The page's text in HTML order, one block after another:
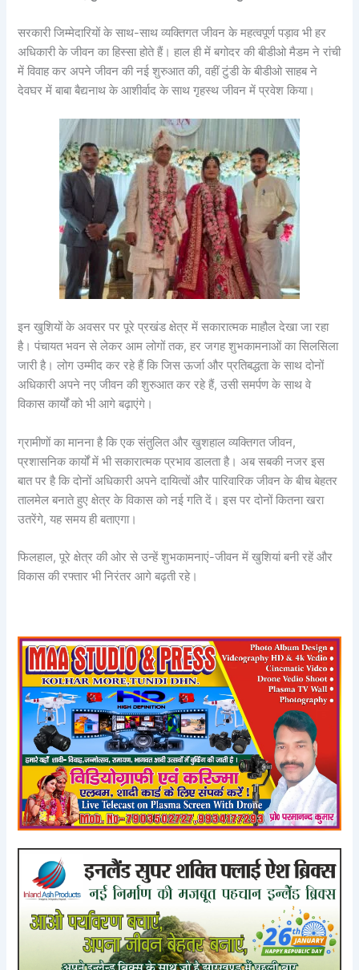
सरकारी जिम्मेदारियों के साथ-साथ व्यक्तिगत जीवन के महत्वपूर्ण पड़ाव भी हर
अधिकारी के जीवन का हिस्सा होते हैं। हाल ही में बगोदर की बीडीओ मैडम ने रांची
में विवाह कर अपने जीवन की नई शुरुआत की, वहीं टुंडी के बीडीओ साहब ने
देवघर में बाबा बैद्यनाथ के आशीर्वाद के साथ गृहस्थ जीवन में प्रवेश किया।
इन खुशियों के अवसर पर पूरे प्रखंड क्षेत्र में सकारात्मक माहौल देखा जा रहा
है। पंचायत भवन से लेकर आम लोगों तक, हर जगह शुभकामनाओं का सिलसिला
जारी है। लोग उम्मीद कर रहे हैं कि जिस ऊर्जा और प्रतिबद्धता के साथ दोनों
अधिकारी अपने नए जीवन की शुरुआत कर रहे हैं, उसी समर्पण के साथ वे
विकास कार्यों को भी आगे बढ़ाएंगे।
ग्रामीणों का मानना है कि एक संतुलित और खुशहाल व्यक्तिगत जीवन,
प्रशासनिक कार्यों में भी सकारात्मक प्रभाव डालता है। अब सबकी नजर इस
बात पर है कि दोनों अधिकारी अपने दायित्वों और पारिवारिक जीवन के बीच बेहतर
तालमेल बनाते हुए क्षेत्र के विकास को नई गति दें। इस पर दोनों कितना खरा
उतरेंगे, यह समय ही बताएगा।
फिलहाल, पूरे क्षेत्र की ओर से उन्हें शुभकामनाएं-जीवन में खुशियां बनी रहें और
विकास की रफ्तार भी निरंतर आगे बढ़ती रहे।